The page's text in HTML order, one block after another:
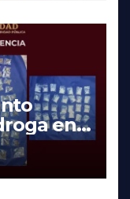
en